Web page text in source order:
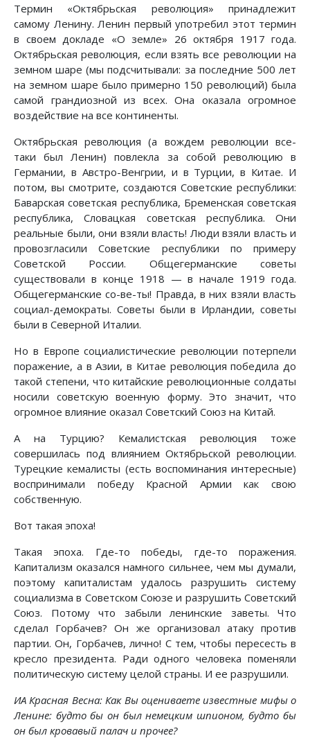
Термин «Октябрьская революция» принадлежит
самому Ленину. Ленин первый употребил этот термин
в своем докладе «О земле» 26 октября 1917 года.
Октябрьская революция, если взять все революции на
земном шаре (мы подсчитывали: за последние 500 лет
на земном шаре было примерно 150 революций) была
самой грандиозной из всех. Она оказала огромное
воздействие на все континенты.
Октябрьская революция (а вождем революции все-
таки был Ленин) повлекла за собой революцию в
Германии, в Австро-Венгрии, и в Турции, в Китае. И
потом, вы смотрите, создаются Советские республики:
Баварская советская республика, Бременская советская
республика, Словацкая советская республика. Они
реальные были, они взяли власть! Люди взяли власть и
провозгласили Советские республики по примеру
Советской России. Общегерманские советы
существовали в конце 1918 — в начале 1919 года.
Общегерманские со-ве-ты! Правда, в них взяли власть
социал-демократы. Советы были в Ирландии, советы
были в Северной Италии.
Но в Европе социалистические революции потерпели
поражение, а в Азии, в Китае революция победила до
такой степени, что китайские революционные солдаты
носили советскую военную форму. Это значит, что
огромное влияние оказал Советский Союз на Китай.
А на Турцию? Кемалистская революция тоже
совершилась под влиянием Октябрьской революции.
Турецкие кемалисты (есть воспоминания интересные)
воспринимали победу Красной Армии как свою
собственную.
Вот такая эпоха!
Такая эпоха. Где-то победы, где-то поражения.
Капитализм оказался намного сильнее, чем мы думали,
поэтому капиталистам удалось разрушить систему
социализма в Советском Союзе и разрушить Советский
Союз. Потому что забыли ленинские заветы. Что
сделал Горбачев? Он же организовал атаку против
партии. Он, Горбачев, лично! С тем, чтобы пересесть в
кресло президента. Ради одного человека поменяли
политическую систему целой страны. И ее разрушили.
ИА Красная Весна: Как Вы оцениваете известные мифы о
Ленине: будто бы он был немецким шпионом, будто бы
он был кровавый палач и прочее?